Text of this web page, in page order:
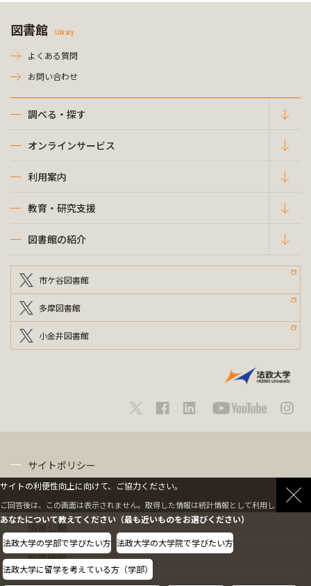
図書館 Library
よくある質問
お問い合わせ
調べる・探す
オンラインサービス
利用案内
教育・研究支援
図書館の紹介
市ケ谷図書館
多摩図書館
小金井図書館
サイトポリシー
情報公開
採用情報
サイトの利便性向上に向けて、ご協力ください。
ご回答後は、この画面は表示されません。取得した情報は統計情報として利用します。
あなたについて教えてください（最も近いものをお選びください）
法政大学の学部で学びたい方 法政大学の大学院で学びたい方
法政大学に留学を考えている方（学部）